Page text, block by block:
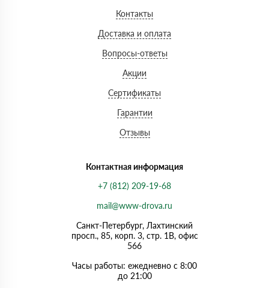
Контакты
Доставка и оплата
Вопросы-ответы
Акции
Сертификаты
Гарантии
Отзывы
Контактная информация
+7 (812) 209-19-68
mail@www-drova.ru
Санкт-Петербург, Лахтинский
просп., 85, корп. 3, стр. 1В, офис
566
Часы работы: ежедневно с 8:00
до 21:00